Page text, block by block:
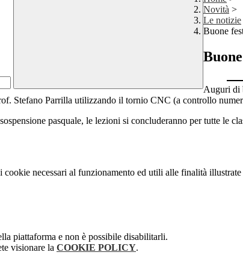
Novità >
Le notizie
Buone
Auguri di
Stefano Parrilla utilizzando il tornio CNC (a controllo
pasquale, le lezioni si concluderanno per tutte le
necessari al funzionamento ed utili alle finalità illustrate
piattaforma e non è possibile disabilitarli.
visionare la COOKIE POLICY.